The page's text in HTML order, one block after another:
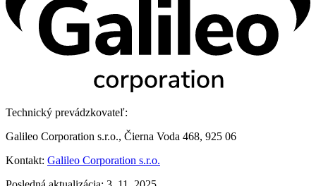
Technický prevádzkovateľ:
Galileo Corporation s.r.o., Čierna Voda 468, 925 06
Kontakt: Galileo Corporation s.r.o.